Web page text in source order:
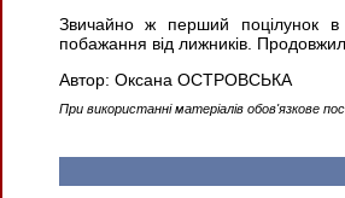
Звичайно ж перший поцілунок в
побажання від лижників.
Автор: Оксана ОСТРОВСЬКА
При використанні матеріалів обов'язкове